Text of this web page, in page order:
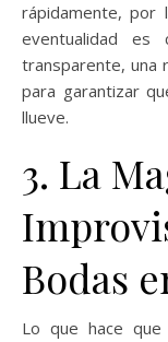
rápidamente, por
eventualidad es
transparente, una
para garantizar
llueve.
3. La
Bodas
Lo que hace